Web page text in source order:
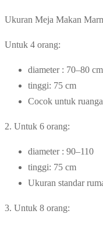
Ukuran Meja Makan
Untuk 4 orang:
diameter : 70–80 cm
tinggi: 75 cm
Cocok untuk
2. Untuk 6 orang:
diameter : 90–110
tinggi: 75 cm
Ukuran standar
3. Untuk 8 orang: